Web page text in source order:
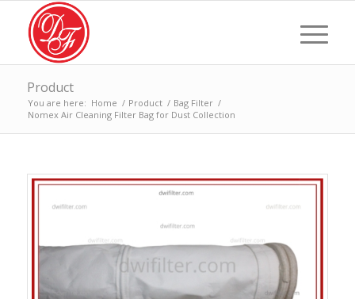
Product
You are here: Home / Product / Bag Filter /
Nomex Air Cleaning Filter Bag for Dust Collection